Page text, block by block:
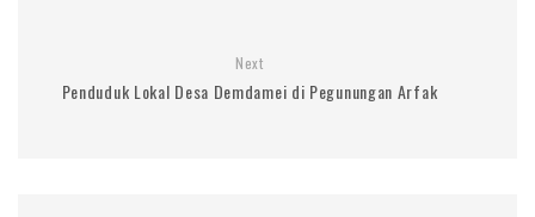
Next
Penduduk Lokal Desa Demdamei di Pegunungan Arfak